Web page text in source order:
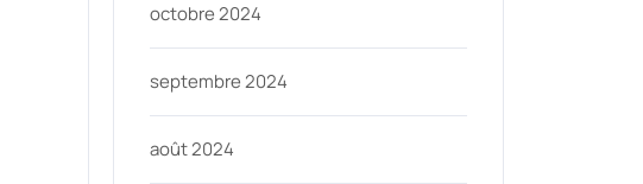
octobre 2024
septembre 2024
août 2024